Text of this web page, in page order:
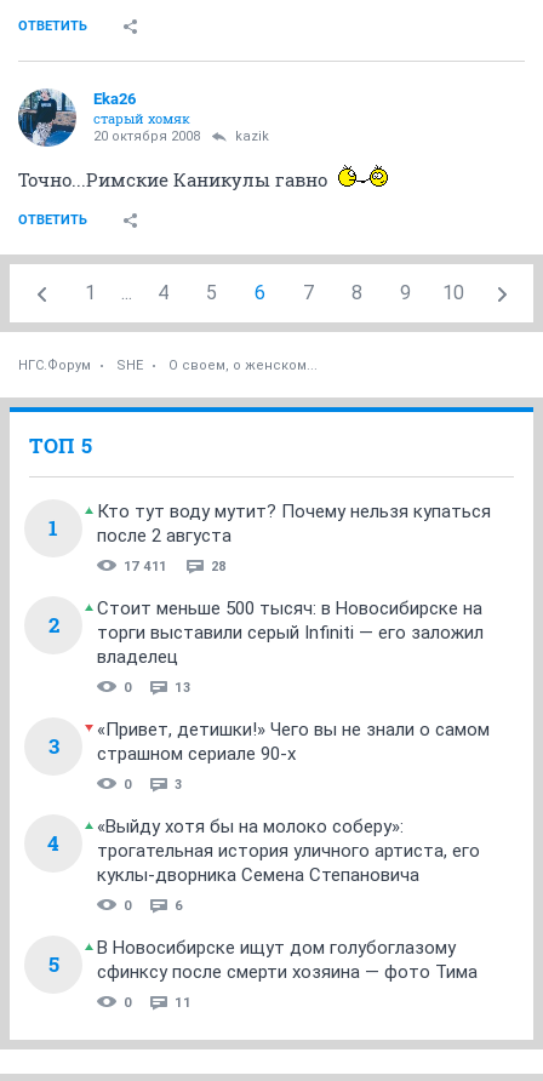
ОТВЕТИТЬ
Eka26
старый хомяк
20 октября 2008 kazik
Точно...Римские Каникулы гавно
ОТВЕТИТЬ
1 ... 4 5 6 7 8 9 10
НГС.Форум SHE О своем, о женском...
ТОП 5
1
Кто тут воду мутит? Почему нельзя купаться
после 2 августа
17 411 28
2
Стоит меньше 500 тысяч: в Новосибирске на
торги выставили серый Infiniti — его заложил
владелец
0 13
3
«Привет, детишки!» Чего вы не знали о самом
страшном сериале 90-х
0 3
4
«Выйду хотя бы на молоко соберу»:
трогательная история уличного артиста, его
куклы-дворника Семена Степановича
0 6
5
В Новосибирске ищут дом голубоглазому
сфинксу после смерти хозяина — фото Тима
0 11